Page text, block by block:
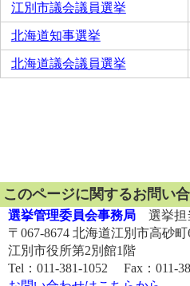
江別市議会議員選挙
北海道知事選挙
北海道議会議員選挙
このページに関するお問い
選挙管理委員会事務局 選挙担
〒067-8674 北海道江別市高砂
江別市役所第2別館1階
Tel：011-381-1052 Fax：011-